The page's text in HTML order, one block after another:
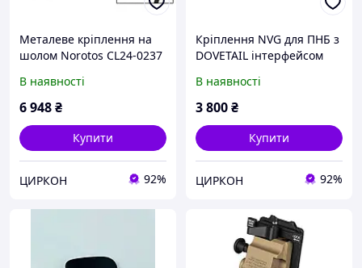
Металеве кріплення на
шолом Norotos CL24-0237
бачення PVS-
7/14/15/18/21/31 з
Dovetail
В наявності
6 948₴
Купити
ЦИРКОН 92%
Кріплення NVG для ПНБ з
DOVETAIL інтерфейсом
15/18/21/31 Wilcox L4G
чорний
В наявності
3 800₴
Купити
ЦИРКОН 92%